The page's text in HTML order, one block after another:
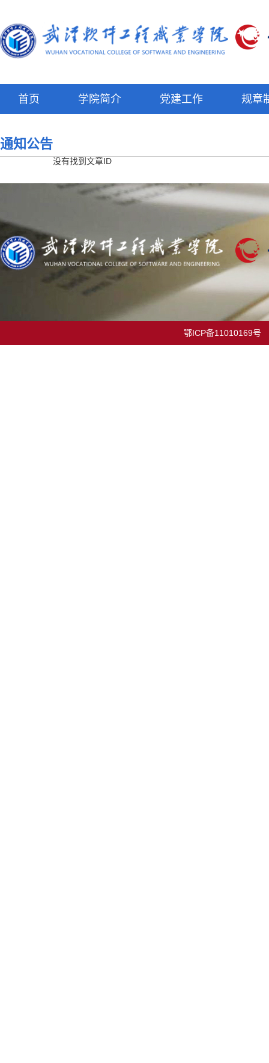
首页 学院简介 党建工作 规章
通知公告
没有找到文章ID
鄂ICP备11010169